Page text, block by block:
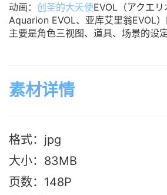
动画： 创圣的大天使EVOL（アクエリ
Aquarion EVOL、亚库艾里翁EVOL）
主要是角色三视图、道具、场景的设定
素材详情
格式：jpg
大小：83MB
页数：148P